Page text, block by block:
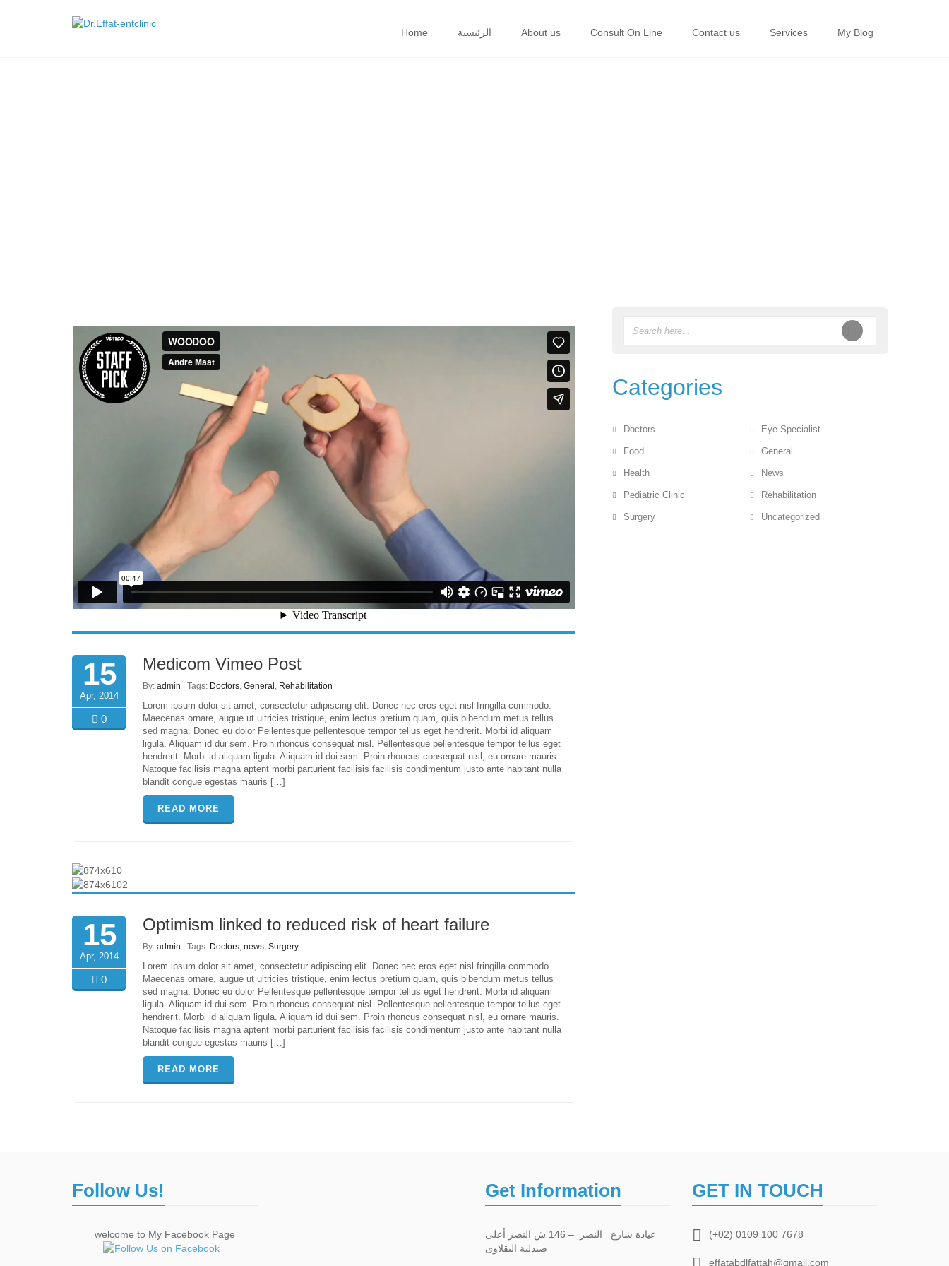
Home الرئيسية About us Consult On Line Contact us Services My Blog
15
Apr, 2014
0
Medicom Vimeo Post
By: admin | Tags: Doctors, General , Rehabilitation
Lorem ipsum dolor sit amet, consectetur adipiscing elit. Donec nec eros eget nisl fringilla commodo.
Maecenas ornare, augue ut ultricies tristique, enim lectus pretium quam, quis bibendum metus tellus
sed magna. Donec eu dolor Pellentesque pellentesque tempor tellus eget hendrerit. Morbi id aliquam
ligula. Aliquam id dui sem. Proin rhoncus consequat nisl. Pellentesque pellentesque tempor tellus eget
hendrerit. Morbi id aliquam ligula. Aliquam id dui sem. Proin rhoncus consequat nisl, eu ornare mauris.
Natoque facilisis magna aptent morbi parturient facilisis facilisis condimentum justo ante habitant nulla
blandit congue egestas mauris […]
READ MORE
15
Apr, 2014
0
Optimism linked to reduced risk of heart failure
By: admin | Tags: Doctors, news, Surgery
Lorem ipsum dolor sit amet, consectetur adipiscing elit. Donec nec eros eget nisl fringilla commodo.
Maecenas ornare, augue ut ultricies tristique, enim lectus pretium quam, quis bibendum metus tellus
sed magna. Donec eu dolor Pellentesque pellentesque tempor tellus eget hendrerit. Morbi id aliquam
ligula. Aliquam id dui sem. Proin rhoncus consequat nisl. Pellentesque pellentesque tempor tellus eget
hendrerit. Morbi id aliquam ligula. Aliquam id dui sem. Proin rhoncus consequat nisl, eu ornare mauris.
Natoque facilisis magna aptent morbi parturient facilisis facilisis condimentum justo ante habitant nulla
blandit congue egestas mauris […]
READ MORE
Categories
Doctors Eye Specialist
Food General
Health News
Pediatric Clinic Rehabilitation
Surgery Uncategorized
Follow Us!
welcome to My Facebook Page
Get Information
عيادة شارع النصر – 146 ش النصر أعلى
صيدلية البقلاوى
GET IN TOUCH
(+02) 0109 100 7678
effatabdlfattah@gmail.com